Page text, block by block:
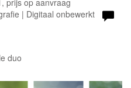
| Digitaal onbewerkt
duo